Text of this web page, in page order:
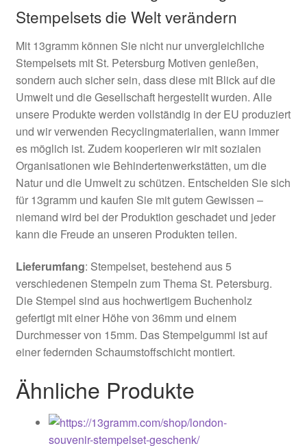
Stempelsets die Welt verändern
Mit 13gramm können Sie nicht nur unvergleichliche
Stempelsets mit St. Petersburg Motiven genießen,
sondern auch sicher sein, dass diese mit Blick auf die
Umwelt und die Gesellschaft hergestellt wurden. Alle
unsere Produkte werden vollständig in der EU produziert
und wir verwenden Recyclingmaterialien, wann immer
es möglich ist. Zudem kooperieren wir mit sozialen
Organisationen wie Behindertenwerkstätten, um die
Natur und die Umwelt zu schützen. Entscheiden Sie sich
für 13gramm und kaufen Sie mit gutem Gewissen –
niemand wird bei der Produktion geschadet und jeder
kann die Freude an unseren Produkten teilen.
Lieferumfang: Stempelset, bestehend aus 5
verschiedenen Stempeln zum Thema St. Petersburg.
Die Stempel sind aus hochwertigem Buchenholz
gefertigt mit einer Höhe von 36mm und einem
Durchmesser von 15mm. Das Stempelgummi ist auf
einer federnden Schaumstoffschicht montiert.
Ähnliche Produkte